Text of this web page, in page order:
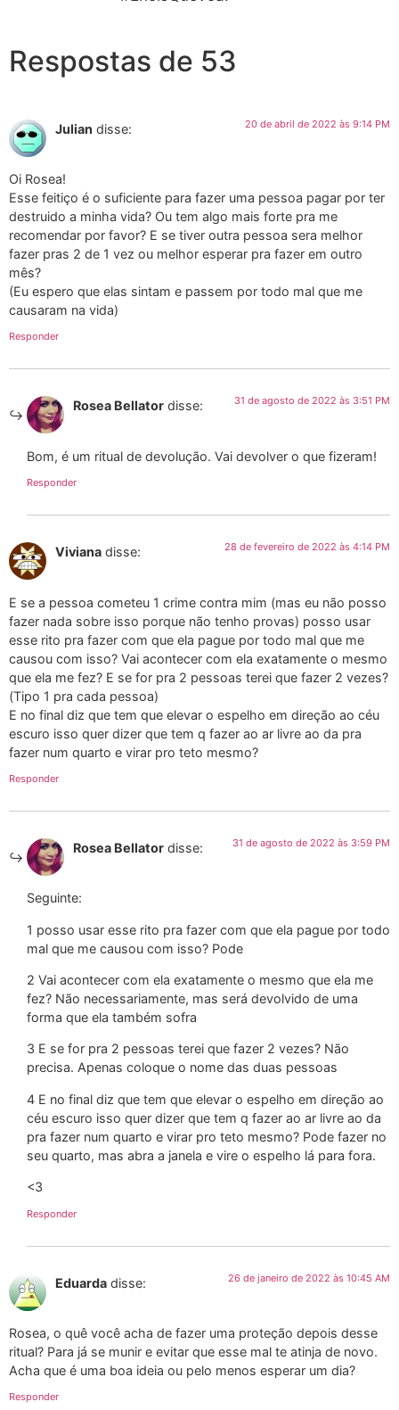
Respostas de 53
Julian disse: 20 de abril de 2022 às 9:14 PM
Oi Rosea!
Esse feitiço é o suficiente para fazer uma pessoa pagar por ter
destruido a minha vida? Ou tem algo mais forte pra me
recomendar por favor? E se tiver outra pessoa sera melhor
fazer pras 2 de 1 vez ou melhor esperar pra fazer em outro
mês?
(Eu espero que elas sintam e passem por todo mal que me
causaram na vida)
Responder
Rosea Bellator disse: 31 de agosto de 2022 às 3:51 PM
Bom, é um ritual de devolução. Vai devolver o que fizeram!
Responder
Viviana disse: 28 de fevereiro de 2022 às 4:14 PM
E se a pessoa cometeu 1 crime contra mim (mas eu não posso
fazer nada sobre isso porque não tenho provas) posso usar
esse rito pra fazer com que ela pague por todo mal que me
causou com isso? Vai acontecer com ela exatamente o mesmo
que ela me fez? E se for pra 2 pessoas terei que fazer 2 vezes?
(Tipo 1 pra cada pessoa)
E no final diz que tem que elevar o espelho em direção ao céu
escuro isso quer dizer que tem q fazer ao ar livre ao da pra
fazer num quarto e virar pro teto mesmo?
Responder
Rosea Bellator disse: 31 de agosto de 2022 às 3:59 PM
Seguinte:
1 posso usar esse rito pra fazer com que ela pague por todo
mal que me causou com isso? Pode
2 Vai acontecer com ela exatamente o mesmo que ela me
fez? Não necessariamente, mas será devolvido de uma
forma que ela também sofra
3 E se for pra 2 pessoas terei que fazer 2 vezes? Não
precisa. Apenas coloque o nome das duas pessoas
4 E no final diz que tem que elevar o espelho em direção ao
céu escuro isso quer dizer que tem q fazer ao ar livre ao da
pra fazer num quarto e virar pro teto mesmo? Pode fazer no
seu quarto, mas abra a janela e vire o espelho lá para fora.
<3
Responder
Eduarda disse: 26 de janeiro de 2022 às 10:45 AM
Rosea, o quê você acha de fazer uma proteção depois desse
ritual? Para já se munir e evitar que esse mal te atinja de novo.
Acha que é uma boa ideia ou pelo menos esperar um dia?
Responder